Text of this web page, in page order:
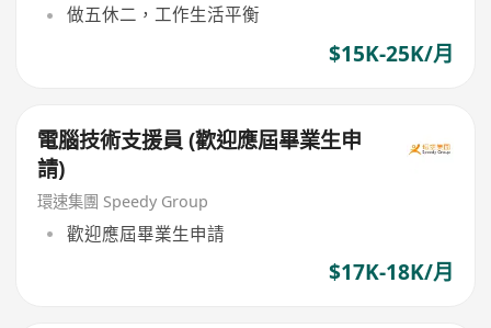
做五休二，工作生活平衡
$15K-25K/月
電腦技術支援員 (歡迎應屆畢業生申
請)
環速集團 Speedy Group
歡迎應屆畢業生申請
$17K-18K/月